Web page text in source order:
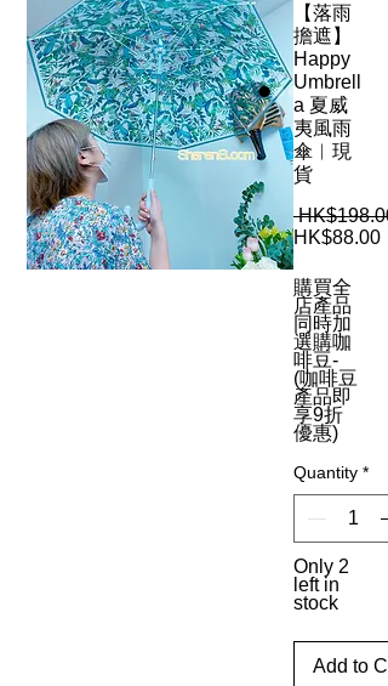
【落雨
擔遮】
Happy
Umbrell
a 夏威
夷風雨
傘︳現
貨
HK$88.00
購買全
店產品
同時加
選購咖
啡豆-
(咖啡豆
產品即
享9折
優惠)
Quantity *
Only 2
left in
stock
Add to